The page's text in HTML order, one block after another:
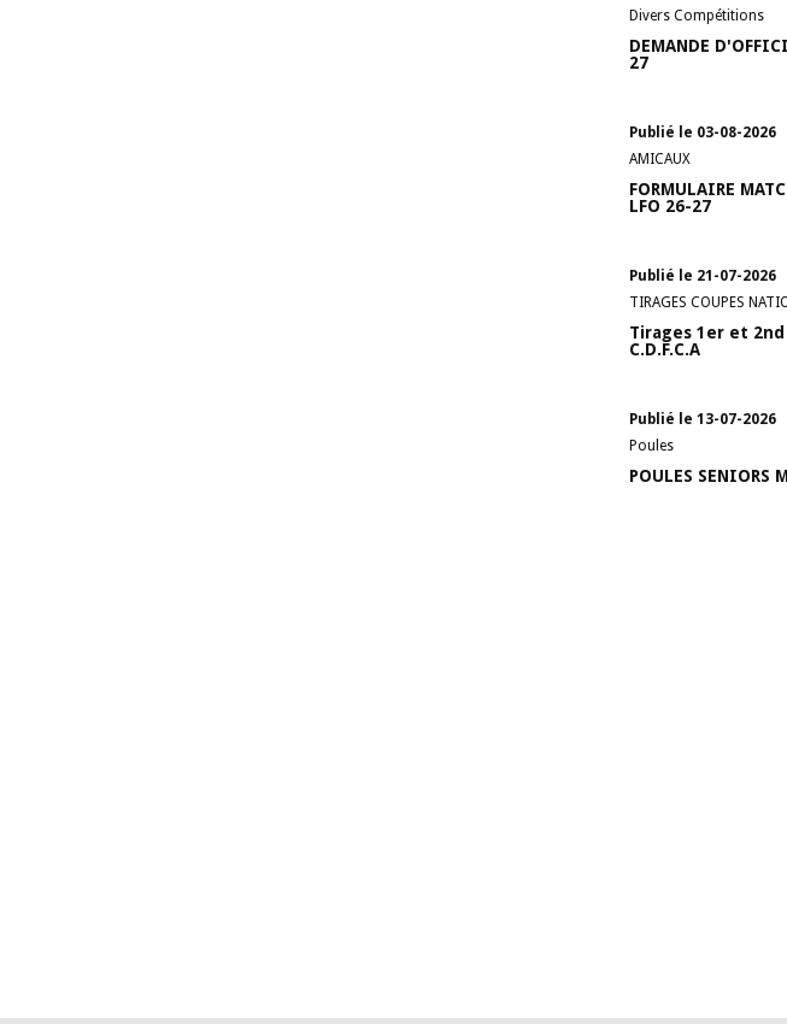
Divers Compétitions
DEMANDE
27
Publié le 03-08-2026
AMICAUX
FORMULAIRE
LFO 26-27
Publié le 21-07-2026
TIRAGES COUPES
Tirages 1er et
C.D.F.C.A
Publié le 13-07-2026
Poules
POULES SENIORS